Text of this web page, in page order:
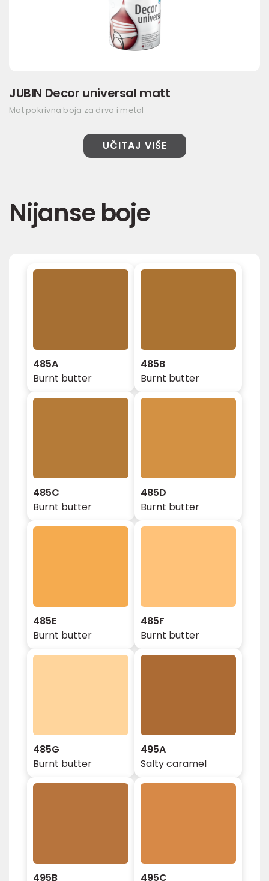
JUBIN Decor universal matt
Mat pokrivna boja za drvo i metal
UČITAJ VIŠE
Nijanse boje
485A
Burnt butter
485B
Burnt butter
485C
Burnt butter
485D
Burnt butter
485E
Burnt butter
485F
Burnt butter
485G
Burnt butter
495A
Salty caramel
495B 495C